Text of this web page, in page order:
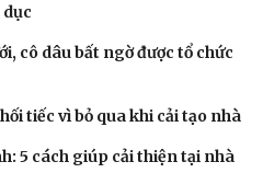
cô dâu bất ngờ được tổ chức
tiếc vì bỏ qua khi cải tạo nhà
5 cách giúp cải thiện tại nhà